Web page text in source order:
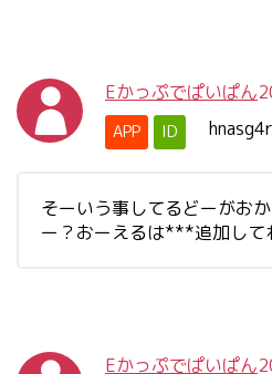
Eかっぷでぱいぱん
APP ID
そーいう事してるどーがお
ー？おーえるは***追加して
Eかっぷでぱいぱん